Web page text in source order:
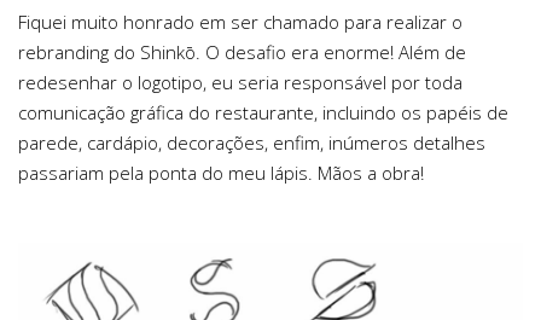
Fiquei muito honrado em ser chamado para realizar o
rebranding do Shinkō. O desafio era enorme! Além de
redesenhar o logotipo, eu seria responsável por toda
comunicação gráfica do restaurante, incluindo os papéis de
parede, cardápio, decorações, enfim, inúmeros detalhes
passariam pela ponta do meu lápis. Mãos a obra!